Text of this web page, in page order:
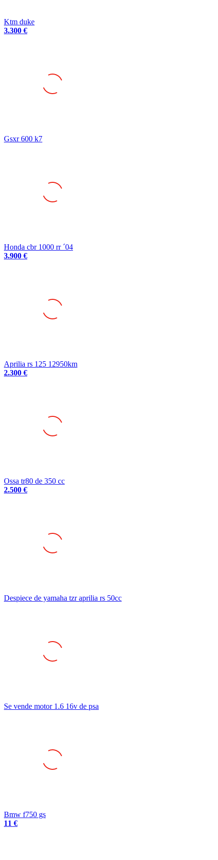
Ktm duke
3.300 €
Gsxr 600 k7
Honda cbr 1000 rr ´04
3.900 €
Aprilia rs 125 12950km
2.300 €
Ossa tr80 de 350 cc
2.500 €
Despiece de yamaha tzr aprilia rs 50cc
Se vende motor 1.6 16v de psa
Bmw f750 gs
11 €